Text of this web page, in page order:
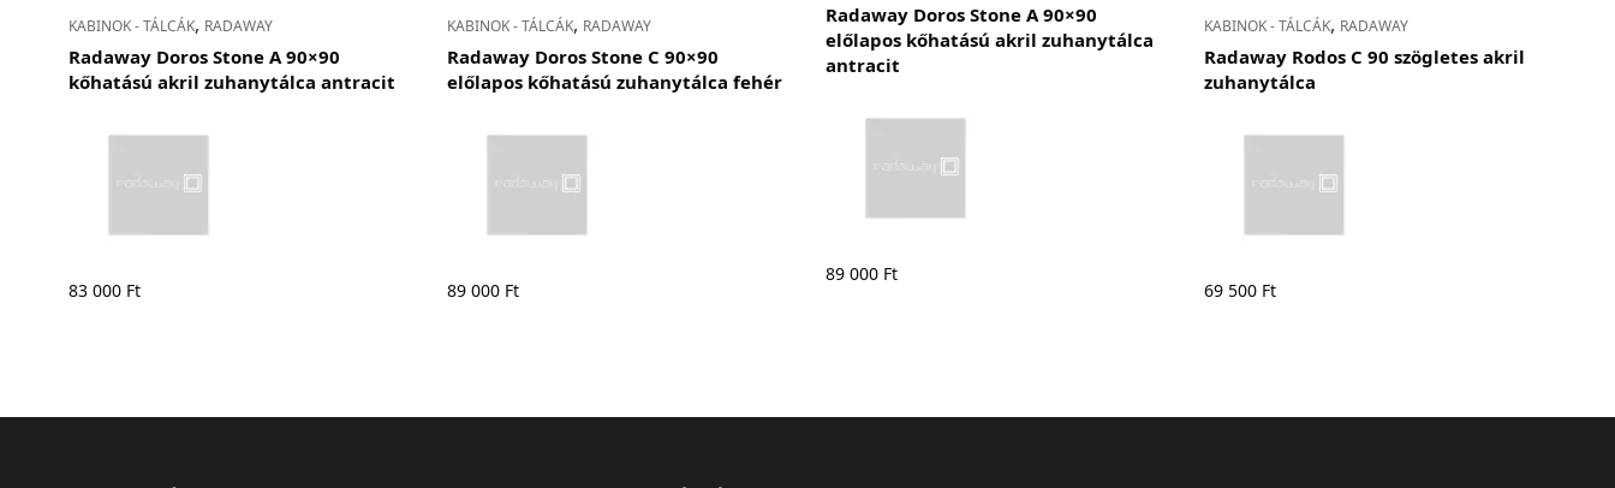
KABINOK - TÁLCÁK, RADAWAY
Radaway Doros Stone A 90×90
kőhatású akril zuhanytálca antracit
83 000 Ft
KABINOK - TÁLCÁK, RADAWAY
Radaway Doros Stone C 90×90
előlapos kőhatású zuhanytálca fehér
89 000 Ft
Radaway Doros Stone A 90×90
előlapos kőhatású akril zuhanytálca
antracit
89 000 Ft
KABINOK - TÁLCÁK, RADAWAY
Radaway Rodos C 90 szögletes akril
zuhanytálca
69 500 Ft